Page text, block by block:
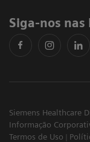
Siga-nos nas
Siemens Healthcare
Informação
Termos de Uso